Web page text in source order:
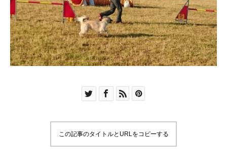
この記事のタイトルとURLをコピーする